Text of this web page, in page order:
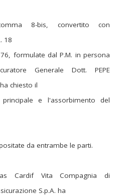
8-bis, convertito con
18
formulate dal P.M. in persona
Generale Dott. PEPE
chiesto il
e l'assorbimento del
da entrambe le parti.
Cardif Vita Compagnia di
S.p.A. ha